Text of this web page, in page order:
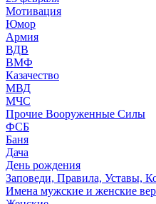
Мотивация
Юмор
Армия
ВДВ
ВМФ
Казачество
МВД
МЧС
Прочие Вооруженные Силы
ФСБ
Баня
Дача
День рождения
Заповеди, Правила, Уставы,
Имена мужские и женские